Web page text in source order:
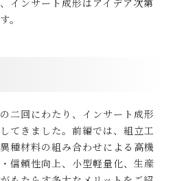
インサート成形はアイデア次第
。
二回にわたり、インサート成形
てきました。前編では、組立工
種材料の組み合わせによる高機
信頼性向上、小型軽量化、生産